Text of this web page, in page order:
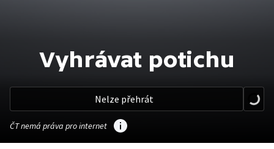
Vyhrávat potichu
Nelze přehrát
ČT nemá práva pro internet